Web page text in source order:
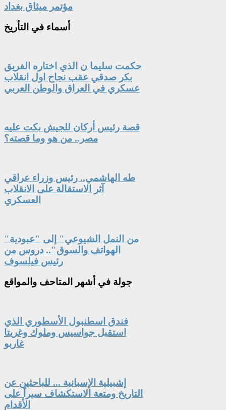
مؤتمر ميثاق بغداد
أسماء في التأريخ
حكمت سليما ن الذي اختاره الفريق
بكر صدقي عقب نجاح اول انقلاب
عسكري في العراق والوطن العربي
قصة رئيس أركان للجيش بكت عليه
مصر.. من هو وما قصته؟
طه الهاشمي.. رئيس وزراء عراقي
آثر الاستقالة على الانقلاب
العسكري
"من النمل الشيوعي" إلى "عبودية
الهواتف والسوق".. دروس من
رئيس فيلسوف
جولة في أشهر المتاحف والمواقع
فندق اسطنبول الأسطوري الذي
استقبل جواسيس وملوك وغريتا
غاربو
إشبيلية الإسبانية ... للباحثين عن
التاريخ ومتعة الاستكشاف سيراً على
الأقدام